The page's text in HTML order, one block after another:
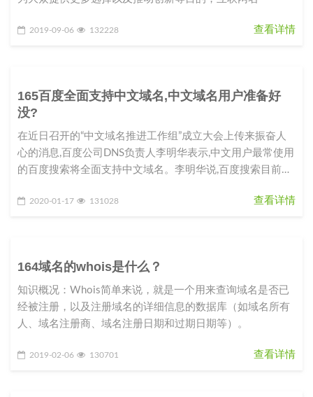
2019-09-06 132228 查看详情
165百度全面支持中文域名,中文域名用户准备好
没?
在近日召开的“中文域名推进工作组”成立大会上传来振奋人
心的消息,百度公司DNS负责人李明华表示,中文用户最常使用
的百度搜索将全面支持中文域名。李明华说,百度搜索目前已
2020-01-17 131028 查看详情
164域名的whois是什么？
知识概况：Whois简单来说，就是一个用来查询域名是否已
经被注册，以及注册域名的详细信息的数据库（如域名所有
人、域名注册商、域名注册日期和过期日期等）。
2019-02-06 130701 查看详情